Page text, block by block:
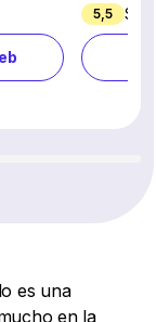
5,5
es una
en la